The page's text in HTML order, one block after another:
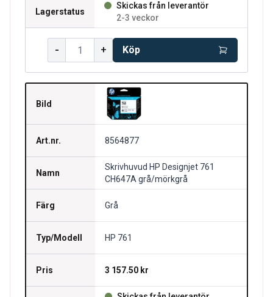
Lagerstatus
Skickas från leverantör
2-3 veckor
- + Köp
Bild
Art.nr. 8564877
Namn
Skrivhuvud HP Designjet 761
CH647A grå/mörkgrå
Färg Grå
Typ/Modell HP 761
Pris 3 157.50 kr